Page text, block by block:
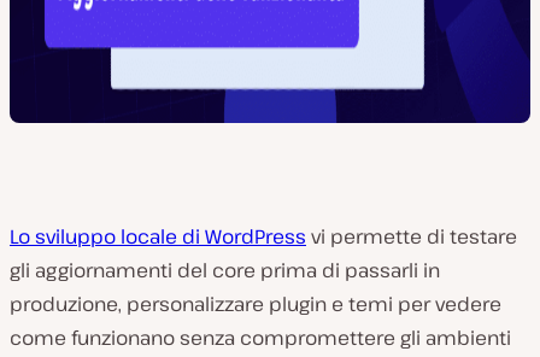
Lo sviluppo locale di WordPress vi permette di testare
gli aggiornamenti del core prima di passarli in
produzione, personalizzare plugin e temi per vedere
come funzionano senza compromettere gli ambienti